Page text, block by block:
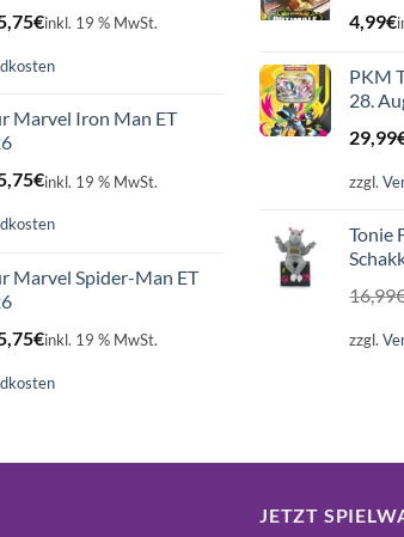
€Aktueller
ist:
inkl. 19 % MwSt.
Marvel Iron Man ET
€Aktueller
ist:
inkl. 19 % MwSt.
Marvel Spider-Man ET
€Aktueller
ist:
inkl. 19 % MwSt.
4,99€
PKM
28.
29,99
zzgl.
Tonie
16,99
zzgl.
JETZT